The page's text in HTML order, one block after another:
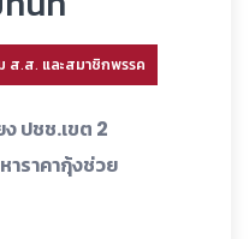
ส.ส. และสมาชิกพรรค
ปชช.เขต 2
าราคากุ้งช่วย